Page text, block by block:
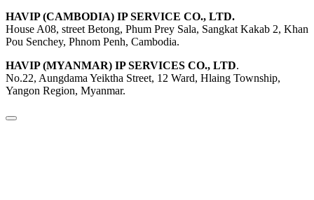
HAVIP (CAMBODIA) IP SERVICE CO., LTD.
House A08, street Betong, Phum Prey Sala, Sangkat Kakab 2, Khan
Pou Senchey, Phnom Penh, Cambodia.
HAVIP (MYANMAR) IP SERVICES CO., LTD.
No.22, Aungdama Yeiktha Street, 12 Ward, Hlaing Township,
Yangon Region, Myanmar.